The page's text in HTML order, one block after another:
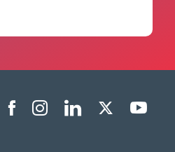
Menu liens sociaux